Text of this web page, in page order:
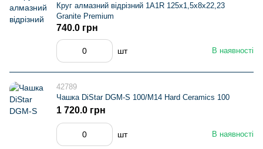
Круг алмазний вiдрiзний 1A1R 125x1,5x8x22,23
Granite Premium
В наявності
740.0 грн
шт
42789
Чашка DiStar DGM-S 100/M14 Hard Ceramics 100
В наявності
1 720.0 грн
шт